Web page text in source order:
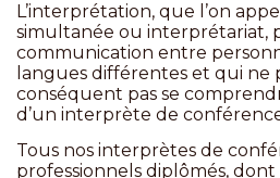
L’interprétation, que l’on
simultanée ou interprétariat,
communication entre
langues différentes et qui ne
conséquent pas se
d’un interprète de
Tous nos interprètes de
professionnels diplômés,